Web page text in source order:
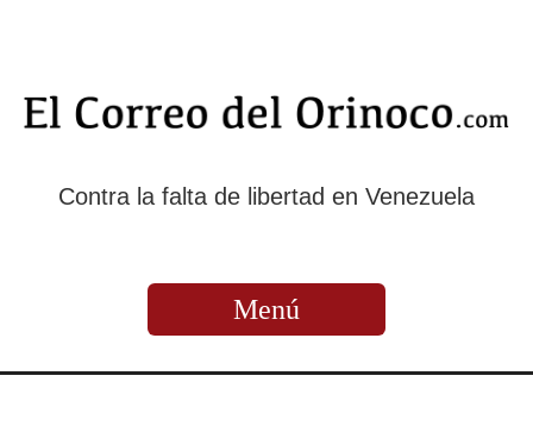
Contra la falta de libertad en Venezuela
Menú